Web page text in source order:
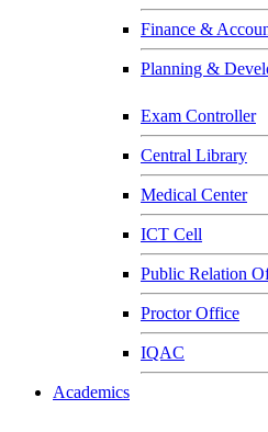
Finance &
Planning &
Exam Controller
Central Library
Medical Center
ICT Cell
Public Relation
Proctor Office
IQAC
Academics